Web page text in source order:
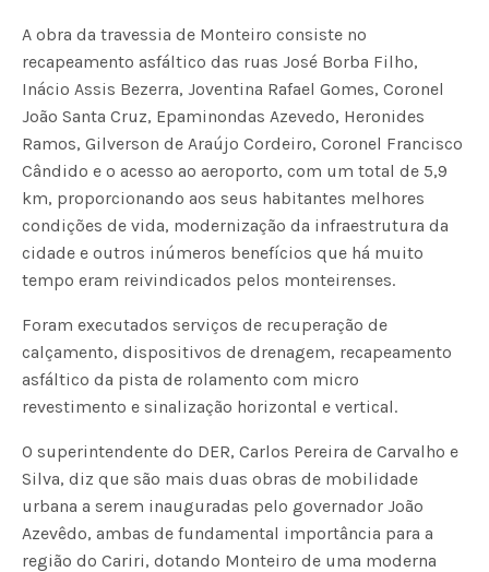
A obra da travessia de Monteiro consiste no
recapeamento asfáltico das ruas José Borba Filho,
Inácio Assis Bezerra, Joventina Rafael Gomes, Coronel
João Santa Cruz, Epaminondas Azevedo, Heronides
Ramos, Gilverson de Araújo Cordeiro, Coronel Francisco
Cândido e o acesso ao aeroporto, com um total de 5,9
km, proporcionando aos seus habitantes melhores
condições de vida, modernização da infraestrutura da
cidade e outros inúmeros benefícios que há muito
tempo eram reivindicados pelos monteirenses.
Foram executados serviços de recuperação de
calçamento, dispositivos de drenagem, recapeamento
asfáltico da pista de rolamento com micro
revestimento e sinalização horizontal e vertical.
O superintendente do DER, Carlos Pereira de Carvalho e
Silva, diz que são mais duas obras de mobilidade
urbana a serem inauguradas pelo governador João
Azevêdo, ambas de fundamental importância para a
região do Cariri, dotando Monteiro de uma moderna